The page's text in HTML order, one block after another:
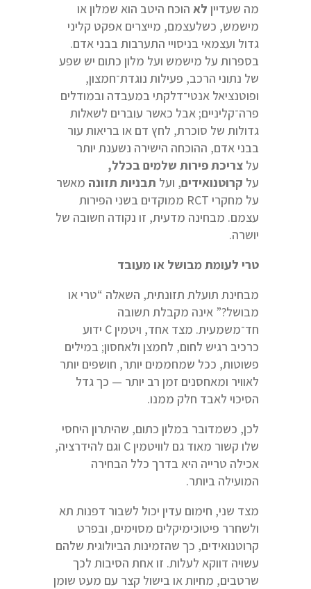
מה שעדיין לאהוכח היטב הוא שמלון או
מישמש, כשלעצמם, מייצרים אפקט קליני
גדול ועצמאי בניסויי התערבות בבני אדם.
בספרות על מישמש ועל מלון כתום יש שפע
של נתוני הרכב, פעילות נוגדת־חמצון,
ופוטנציאל אנטי־דלקתי במעבדה ובמודלים
פרה־קליניים; אבל כאשר עוברים לשאלות
גדולות של סוכרת, לחץ דם או בריאות עור
בבני אדם, ההוכחה הישירה נשענת יותר
על צריכת פירות שלמים בכלל,
על קרוטנואידים, ועל תבניות תזונה מאשר
על מחקרי RCT ממוקדים בשני הפירות
עצמם. מבחינה מדעית, זו נקודה חשובה של
יושרה.
טרי לעומת מבושל או מעובד
מבחינת תועלת תזונתית, השאלה “טרי או
מבושל?” אינה מקבלת תשובה
חד־משמעית. מצד אחד, ויטמין C ידוע
כרכיב רגיש לחום, לחמצן ולאחסון; במילים
פשוטות, ככל שמחממים יותר, חושפים יותר
לאוויר ומאחסנים זמן רב יותר — כך גדל
הסיכוי לאבד חלק ממנו.
לכן, כשמדובר במלון כתום, שהיתרון היחסי
שלו קשור מאוד גם לוויטמין C וגם להידרציה,
אכילה טרייה היא בדרך כלל הבחירה
המועילה ביותר.
מצד שני, חימום עדין יכול לשבור דפנות תא
ולשחרר פיטוכימיקלים מסוימים, ובפרט
קרוטנואידים, כך שהזמינות הביולוגית שלהם
עשויה דווקא לעלות. זו אחת הסיבות לכך
שרטבים, מחיות או בישול קצר עם מעט שומן